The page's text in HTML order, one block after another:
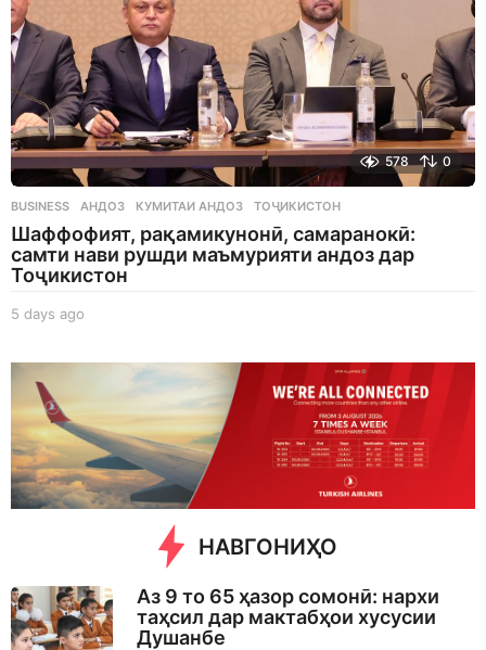
578 0
BUSINESS АНДОЗ ,КУМИТАИ АНДОЗ ,ТОҶИКИСТОН
Шаффофият, рақамикунонӣ, самаранокӣ:
самти нави рушди маъмурияти андоз дар
Тоҷикистон
5 days ago
g
o
НАВГОНИҲО
Аз 9 то 65 ҳазор сомонӣ: нархи
таҳсил дар мактабҳои хусусии
Душанбе